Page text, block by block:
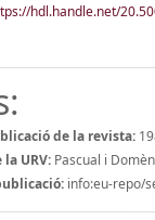
hdl.handle.net/
de la revista:
URV: Pascual i
info:eu-repo/